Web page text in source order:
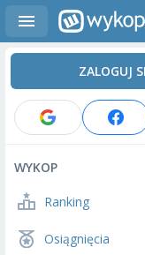
ZALOGUJ
WYKOP
Ranking
Osiągnięcia